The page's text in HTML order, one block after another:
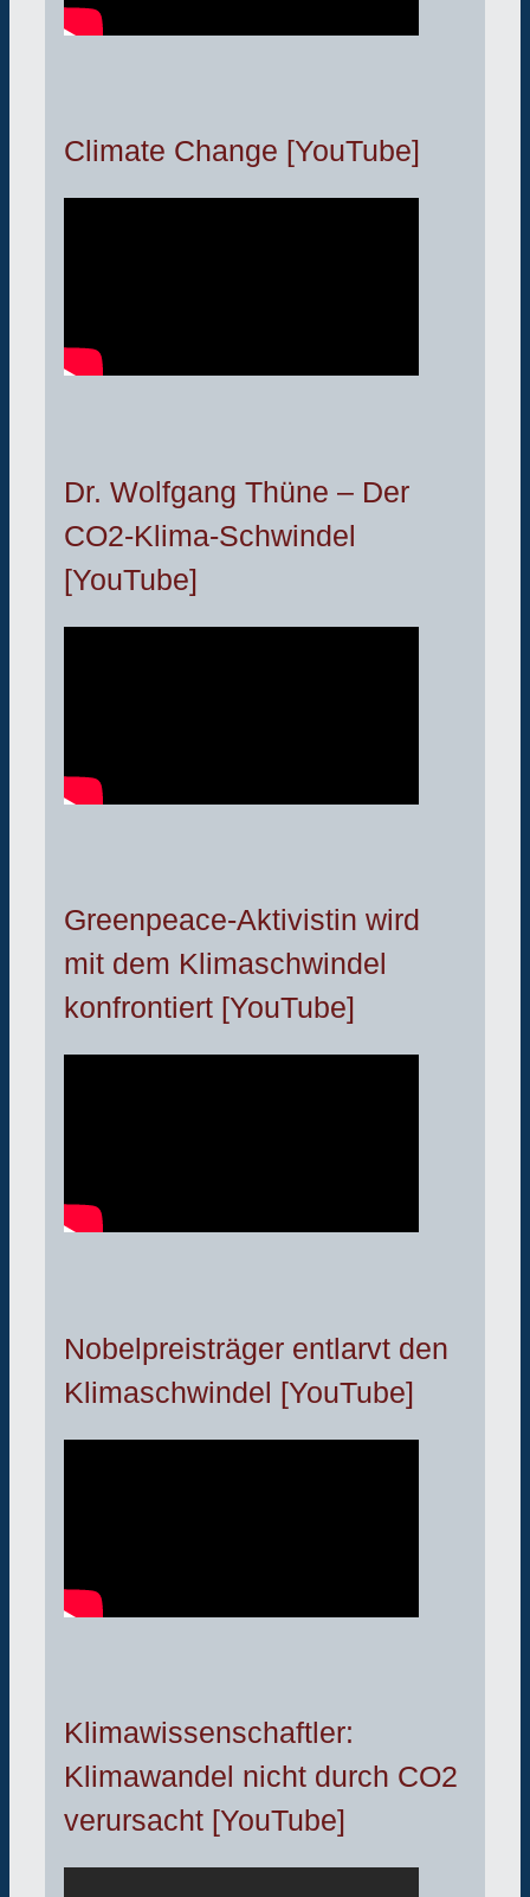
Climate Change [YouTube]
Dr. Wolfgang Thüne – Der
CO2-Klima-Schwindel
[YouTube]
Greenpeace-Aktivistin wird
mit dem Klimaschwindel
konfrontiert [YouTube]
Nobelpreisträger entlarvt den
Klimaschwindel [YouTube]
Klimawissenschaftler:
Klimawandel nicht durch CO2
verursacht [YouTube]